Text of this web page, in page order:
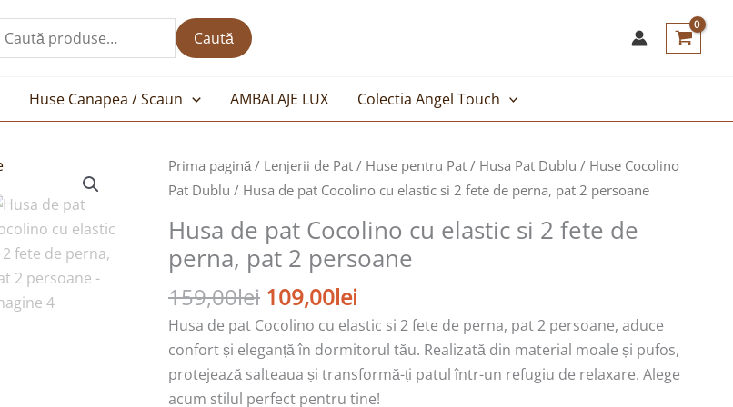
după:
Caută
Huse Canapea / Scaun AMBALAJE LUX Colectia Angel Touch
Prima pagină/ Lenjerii de Pat/ Huse pentru Pat/ Husa Pat Dublu / Huse Cocolino
Pat Dublu / Husa de pat Cocolino cu elastic si 2 fete de perna, pat 2 persoane
Husa de pat Cocolino cu elastic si 2 fete de
perna, pat 2 persoane
159,00lei
Prețul
inițial
fost:
159,00lei.
109,00lei
Prețul
curent
este:
109,00lei.
Husa de pat Cocolino cu elastic si 2 fete de perna, pat 2 persoane, aduce
confort și eleganță în dormitorul tău. Realizată din material moale și pufos,
protejează salteaua și transformă-ți patul într-un refugiu de relaxare. Alege
acum stilul perfect pentru tine!
Cantitate
Husa
pat
Cocolino
cu
elastic
si
2
fete